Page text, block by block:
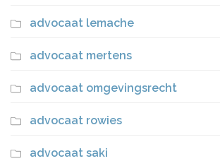
advocaat lemache
advocaat mertens
advocaat omgevingsrecht
advocaat rowies
advocaat saki